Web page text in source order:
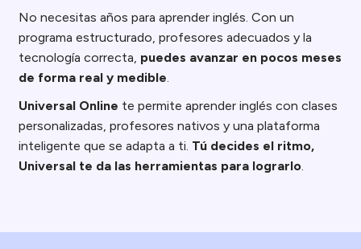
No necesitas años para aprender inglés. Con un
programa estructurado, profesores adecuados y la
tecnología correcta, puedes avanzar en pocos meses
de forma real y medible.
Universal Online te permite aprender inglés con clases
personalizadas, profesores nativos y una plataforma
inteligente que se adapta a ti. Tú decides el ritmo,
Universal te da las herramientas para lograrlo.